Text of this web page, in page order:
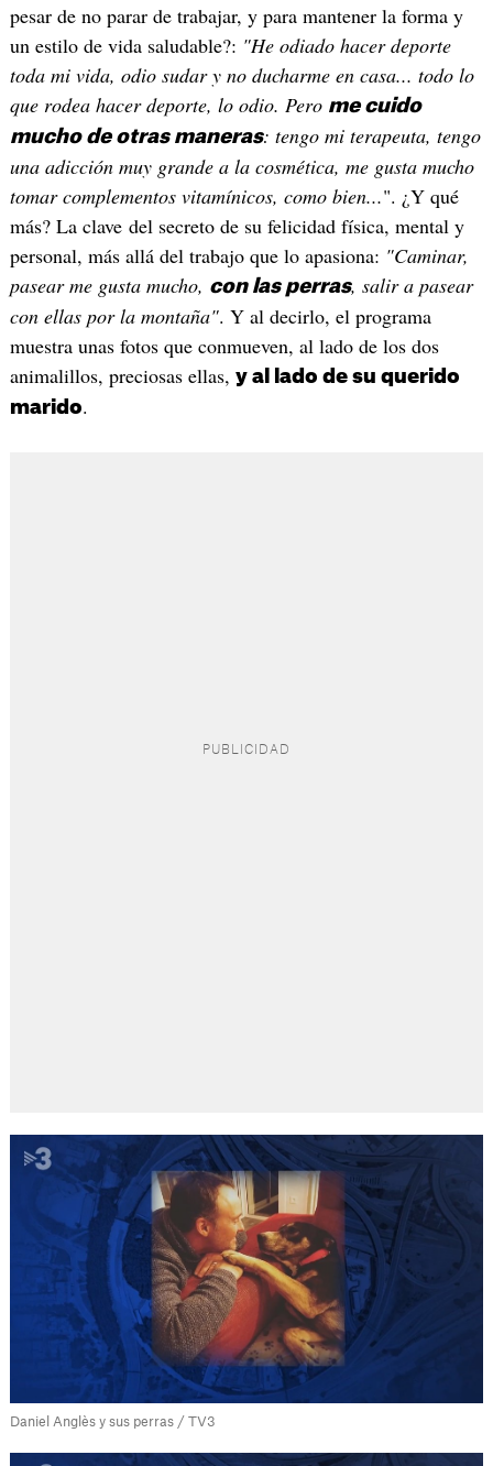
pesar de no parar de trabajar, y para mantener la forma y
un estilo de vida saludable?: "He odiado hacer deporte
toda mi vida, odio sudar y no ducharme en casa... todo lo
que rodea hacer deporte, lo odio. Pero me cuido
mucho de otras maneras: tengo mi terapeuta, tengo
una adicción muy grande a la cosmética, me gusta mucho
tomar complementos vitamínicos, como bien...". ¿Y qué
más? La clave del secreto de su felicidad física, mental y
personal, más allá del trabajo que lo apasiona: "Caminar,
pasear me gusta mucho, con las perras, salir a pasear
con ellas por la montaña". Y al decirlo, el programa
muestra unas fotos que conmueven, al lado de los dos
animalillos, preciosas ellas, y al lado de su querido
marido.
Daniel Anglès y sus perras / TV3